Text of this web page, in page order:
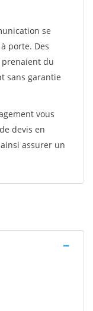
se
porte. Des
prenaient du
sans garantie
vous
devis en
assurer un